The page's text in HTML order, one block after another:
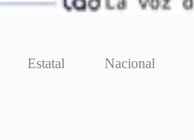
Estatal Nacional